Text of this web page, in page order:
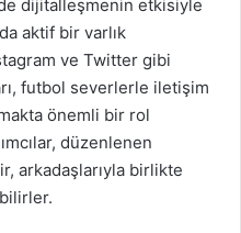
dijitalleşmenin etkisiyle
aktif bir varlık
ve Twitter gibi
futbol severlerle iletişim
önemli bir rol
düzenlenen
arkadaşlarıyla birlikte